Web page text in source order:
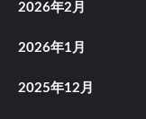
2026年2月
2026年1月
2025年12月